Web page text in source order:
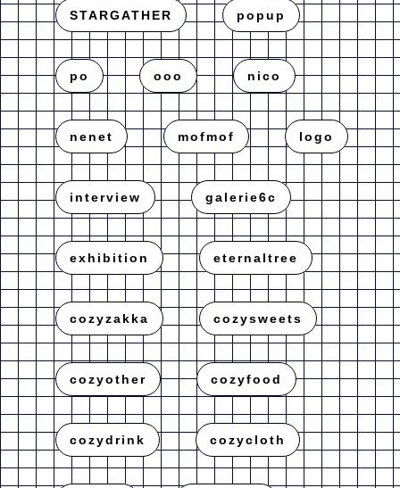
STARGATHER popup
po ooo nico
nenet mofmof logo
interview galerie6c
exhibition eternaltree
cozyzakka cozysweets
cozyother cozyfood
cozydrink cozycloth